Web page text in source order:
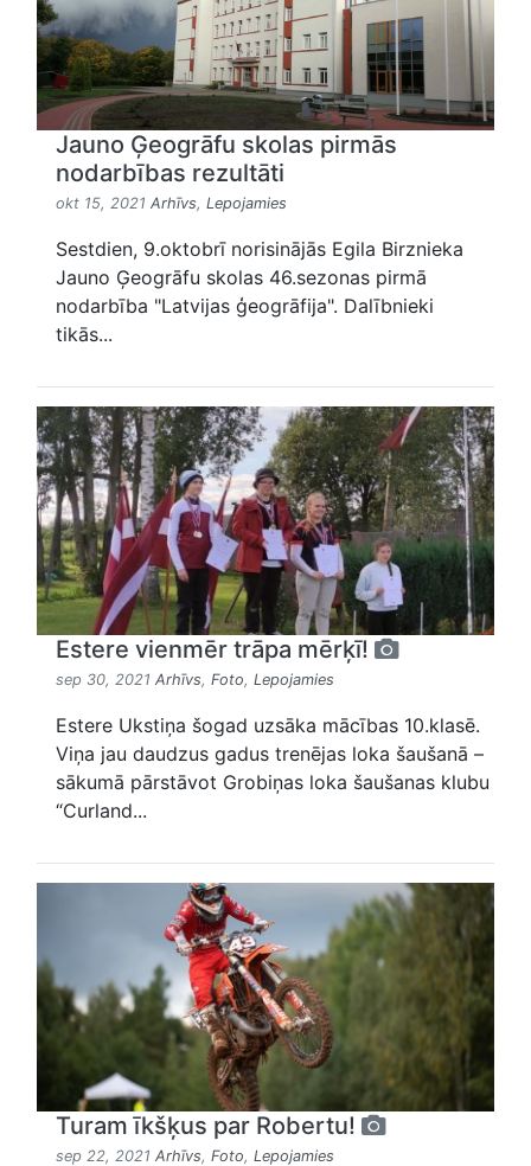
Jauno Ģeogrāfu skolas pirmās
nodarbības rezultāti
okt 15, 2021 Arhīvs, Lepojamies
Sestdien, 9.oktobrī norisinājās Egila Birznieka
Jauno Ģeogrāfu skolas 46.sezonas pirmā
nodarbība "Latvijas ģeogrāfija". Dalībnieki
tikās...
Estere vienmēr trāpa mērķī!
sep 30, 2021 Arhīvs, Foto, Lepojamies
Estere Ukstiņa šogad uzsāka mācības 10.klasē.
Viņa jau daudzus gadus trenējas loka šaušanā –
sākumā pārstāvot Grobiņas loka šaušanas klubu
“Curland...
Turam īkšķus par Robertu!
sep 22, 2021 Arhīvs, Foto, Lepojamies